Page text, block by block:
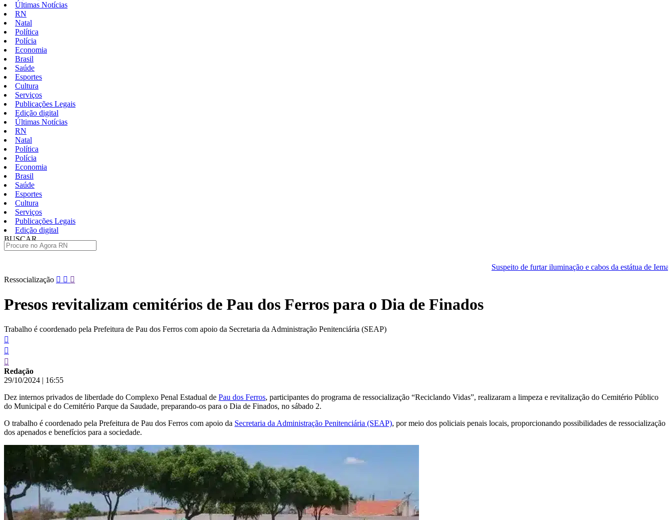
Últimas Notícias
RN
Natal
Política
Polícia
Economia
Brasil
Saúde
Esportes
Cultura
Serviços
Publicações Legais
Edição digital
Últimas Notícias
RN
Natal
Política
Polícia
Economia
Brasil
Saúde
Esportes
Cultura
Serviços
Publicações Legais
Edição digital
BUSCAR
Suspeito de furtar iluminação e cabos da estátua de Iemanjá é preso em
Pular
conteúdo
Ressocialização
Presos revitalizam cemitérios de Pau dos Ferros para o Dia de Finados
Trabalho é coordenado pela Prefeitura de Pau dos Ferros com apoio da Secretaria da Administração Penitenciária (SEAP)
Redação
29/10/2024 | 16:55
Dez internos privados de liberdade do Complexo Penal Estadual de Pau dos Ferros, participantes do programa de ressocialização “Reciclando Vidas”, realizaram a limpeza e revitalização do Cemitério Público
do Municipal e do Cemitério Parque da Saudade, preparando-os para o Dia de Finados, no sábado 2.
O trabalho é coordenado pela Prefeitura de Pau dos Ferros com apoio da Secretaria da Administração Penitenciária (SEAP), por meio dos policiais penais locais, proporcionando possibilidades de ressocialização
dos apenados e benefícios para a sociedade.